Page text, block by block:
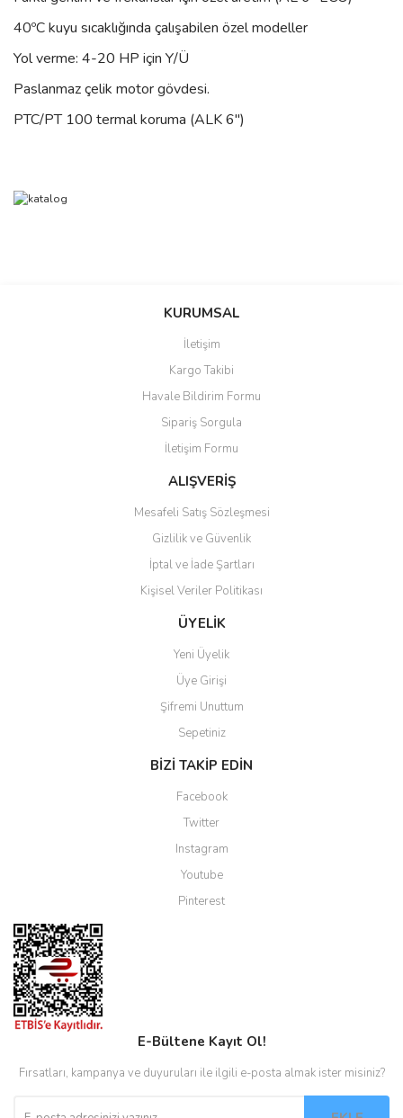
40ºC kuyu sıcaklığında çalışabilen özel modeller
Yol verme: 4-20 HP için Y/Ü
Paslanmaz çelik motor gövdesi.
PTC/PT 100 termal koruma (ALK 6")
Bu ürüne ilk yorumu siz yapın!
Ürün hakkında henüz soru sorulmamış.
Ürün resmi kalitesiz, bozuk veya görüntülenemiyor.
Ürün açıklamasında eksik bilgiler bulunuyor.
Ürün bilgilerinde hatalar bulunuyor.
Ürün fiyatı diğer sitelerden daha pahalı.
Bu ürüne benzer farklı alternatifler olmalı.
Gönder
KURUMSAL
İletişim
Kargo Takibi
Havale Bildirim Formu
Sipariş Sorgula
İletişim Formu
ALIŞVERİŞ
Mesafeli Satış Sözleşmesi
Gizlilik ve Güvenlik
İptal ve İade Şartları
Kişisel Veriler Politikası
ÜYELİK
Yeni Üyelik
Üye Girişi
Şifremi Unuttum
Sepetiniz
BİZİ TAKİP EDİN
Facebook
Twitter
Instagram
Youtube
Pinterest
E-Bültene Kayıt Ol!
Fırsatları, kampanya ve duyuruları ile ilgili e-posta almak ister misiniz?